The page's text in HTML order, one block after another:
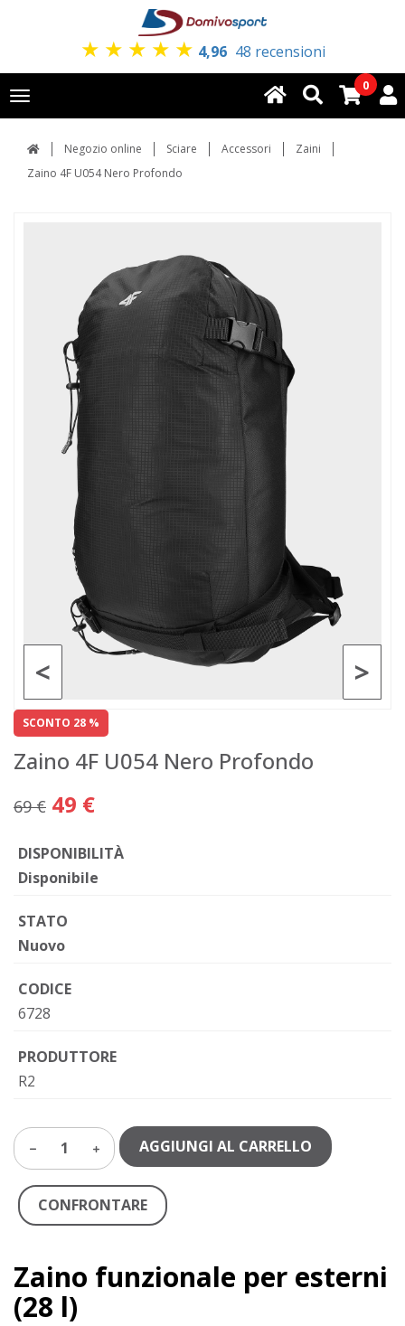
★ ★ ★ ★ ★ 4,96 48 recensioni
Toggle
navigation
0
Negozio online Sciare Accessori
Zaini
Zaino 4F U054 Nero Profondo
>
<
SCONTO 28 %
Zaino 4F U054 Nero Profondo
69 € 49 €
DISPONIBILITÀ
Disponibile
STATO
Nuovo
CODICE
6728
PRODUTTORE
R2
1 AGGIUNGI AL CARRELLO
CONFRONTARE
Zaino funzionale per esterni
(28 l)